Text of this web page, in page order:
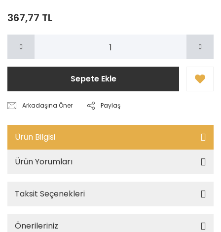
367,77 TL
Sepete Ekle
Arkadaşına Öner Paylaş
Ürün Bilgisi
Ürün Yorumları
Taksit Seçenekleri
Önerileriniz